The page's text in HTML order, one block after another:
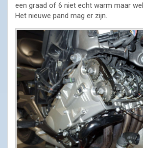
een graad of 6 niet echt warm maar
Het nieuwe pand mag er zijn.